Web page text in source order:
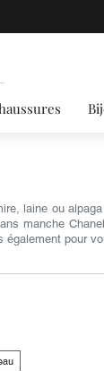
laine ou
manche
également pour